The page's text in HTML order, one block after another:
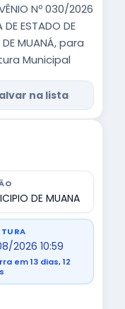
Nº 030/2026
DE ESTADO DE
DE MUANÁ, para
Municipal
na lista
DE MUANA
2026 10:59
em 13 dias, 12